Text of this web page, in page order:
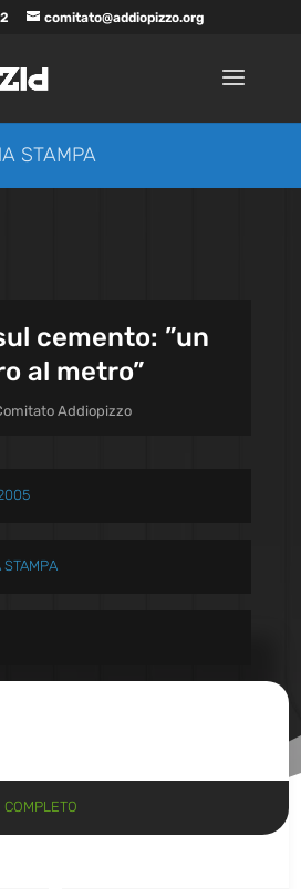
comitato@addiopizzo.org
STAMPA
cemento: ”un
al metro”
Addiopizzo
STAMPA
COMPLETO